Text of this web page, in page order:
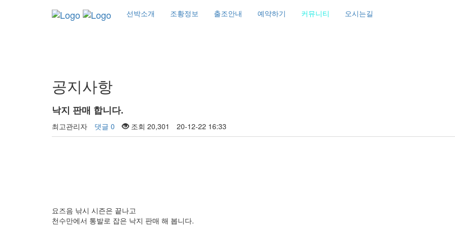
선박소개 조황정보 출조안내 예약하기 커뮤니티 오시는길
공지사항
낙지 판매 합니다.
최고관리자 댓글 0 조회 20,301 20-12-22 16:33
요즈음 낚시 시즌은 끝나고
천수만에서 통발로 잡은 낙지 판매 해 봅니다.